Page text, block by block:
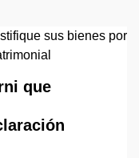
que